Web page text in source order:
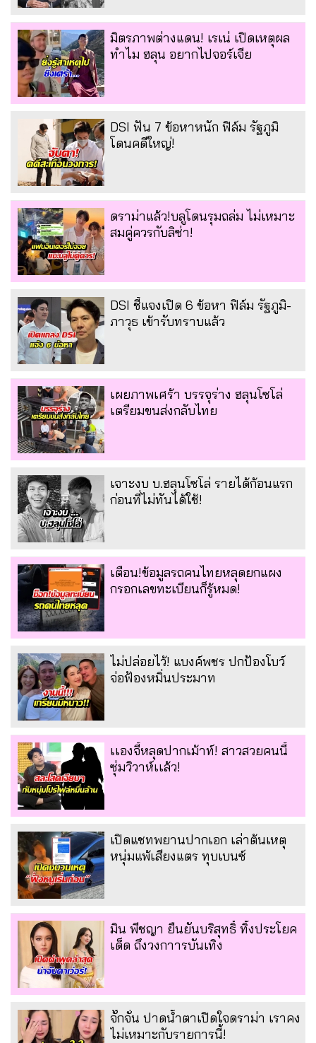
มิตรภาพต่างแดน! เรเน่ เปิดเหตุผล
ทำไม ฮลุน อยากไปจอร์เจีย
DSI ฟัน 7 ข้อหาหนัก ฟิล์ม รัฐภูมิ
โดนคดีใหญ่!
ดราม่าแล้ว!บลูโดนรุมถล่ม ไม่เหมาะ
สมคู่ควรกับลิซ่า!
DSI ชี้แจงเปิด 6 ข้อหา ฟิล์ม รัฐภูมิ-
ภาวุธ เข้ารับทราบแล้ว
เผยภาพเศร้า บรรจุร่าง ฮลุนโซโล่
เตรียมขนส่งกลับไทย
เจาะงบ บ.ฮลุนโซโล่ รายได้ก้อนแรก
ก่อนที่ไม่ทันได้ใช้!
เตือน!ข้อมูลรถคนไทยหลุดยกแผง
กรอกเลขทะเบียนก็รู้หมด!
ไม่ปล่อยไว้! แบงค์พชร ปกป้องโบว์
จ่อฟ้องหมิ่นประมาท
เเองจี้หลุดปากเม้าท์! สาวสวยคนนี้
ซุ่มวิวาห์เเล้ว!
เปิดแชทพยานปากเอก เล่าต้นเหตุ
หนุ่มแพ้เสียงแตร ทุบเบนซ์
มิน พีชญา ยืนยันบริสุทธิ์ ทิ้งประโยค
เด็ด ถึงวงกาารบันเทิง
จั๊กจั่น ปาดน้ำตาเปิดใจดราม่า เราคง
ไม่เหมาะกับรายการนี้!